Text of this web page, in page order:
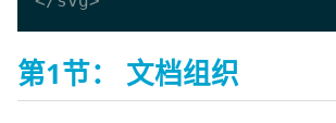
第1节： 文档组织